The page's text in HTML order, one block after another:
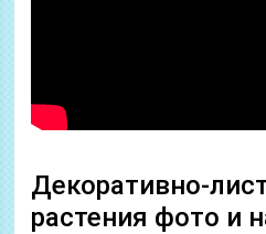
Декоративно-
растения фото и